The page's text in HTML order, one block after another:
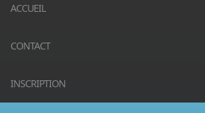
ACCUEIL
CONTACT
INSCRIPTION